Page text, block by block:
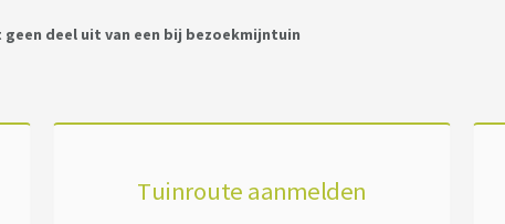
deel uit van een bij bezoekmijntuin
Tuinroute aanmelden